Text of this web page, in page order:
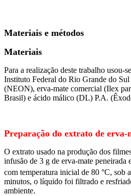
Materiais e métodos
Materiais
Para a realização deste trabalho usou-
Instituto Federal do Rio Grande do
(NEON), erva-mate comercial (Ilex
Brasil) e ácido málico (DL) P.A.
Preparação do extrato de erva-
O extrato usado na produção dos
infusão de 3 g de erva-mate peneirada
com temperatura inicial de 80 °C, sob
minutos, o líquido foi filtrado e
ambiente.